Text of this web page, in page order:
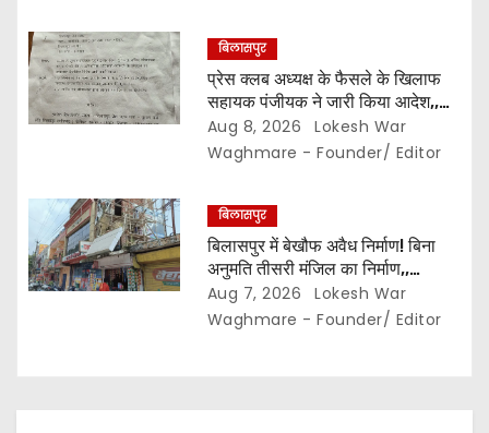
बिलासपुर
प्रेस क्लब अध्यक्ष के फैसले के खिलाफ
सहायक पंजीयक ने जारी किया आदेश,,
सचिव कोषाध्यक्ष पद का नहीं बदल सकते
प्रभार… पदाधिकारियों के बीच विवाद अब
Aug 8, 2026
Lokesh War
Waghmare - Founder/ Editor
बिलासपुर
बिलासपुर में बेखौफ अवैध निर्माण! बिना
अनुमति तीसरी मंजिल का निर्माण,,
शासकीय जमीन पर भी दुकानें ? निगम की
कार्रवाई सिर्फ नोटिस तक सीमित? मुख्य
Aug 7, 2026
Lokesh War
Waghmare - Founder/ Editor